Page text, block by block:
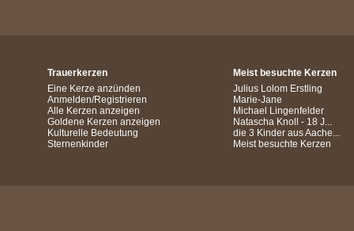
Trauerkerzen
Eine Kerze anzünden
Anmelden/Registrieren
Alle Kerzen anzeigen
Goldene Kerzen anzeigen
Kulturelle Bedeutung
Sternenkinder
Meist besuchte Kerzen
Julius Lolom Erstling
Marie-Jane
Michael Lingenfelder
Natascha Knoll - 18 J...
die 3 Kinder aus Aache...
Meist besuchte Kerzen